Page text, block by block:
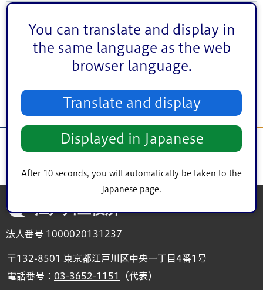
You can translate and display in
the same language as the web
browser language.
Translate and display
Displayed in Japanese
After 10 seconds, you will automatically be taken to the
Japanese page.
健康・医療・福祉> 福祉・介護 > 江戸川区社会福祉協議会
江戸川区役所
法人番号 1000020131237
〒132-8501 東京都江戸川区中央一丁目4番1号
電話番号： 03-3652-1151 （代表）